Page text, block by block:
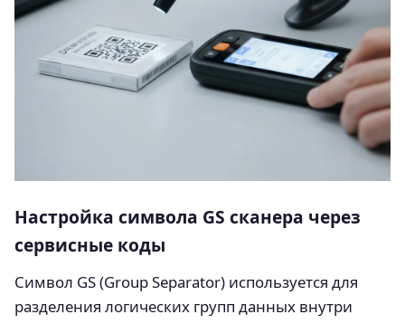
Настройка символа GS сканера через
сервисные коды
Символ GS (Group Separator) используется для
разделения логических групп данных внутри